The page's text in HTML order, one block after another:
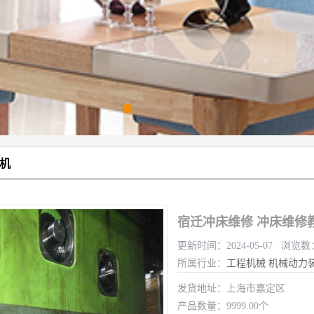
宿迁冲床维修 冲床维修
更新时间：2024-05-07 浏览数
所属行业： 工程机械 机械动力
发货地址：上海市嘉定区
产品数量：9999.00个